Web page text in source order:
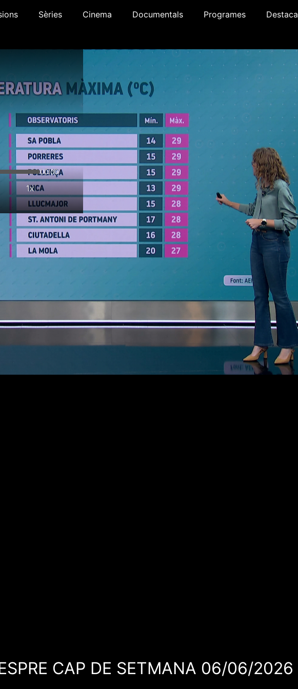
Sèries Cinema Documentals Programes Destacat
00:00
1x
CAP DE SETMANA 06/06/2026